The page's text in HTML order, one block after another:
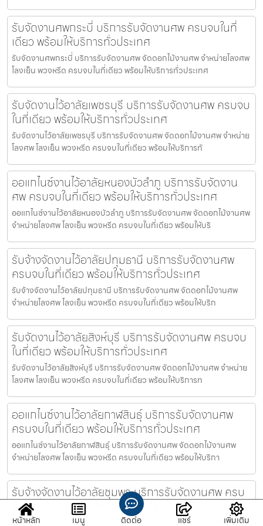
รับจัดงานศพกระบี่ บริการรับจัดงานศพ ครบจบในที่
เดียว พร้อมให้บริการทั่วประเทศ
รับจัดงานศพกระบี่ บริการรับจัดงานศพ จัดดอกไม้งานศพ จำหน่ายโลงศพ
โลงเย็น พวงหรีด ครบจบในที่เดียว พร้อมให้บริการทั่วประเทศ
รับจัดงานไว้อาลัยเพชรบุรี บริการรับจัดงานศพ ครบจบ
ในที่เดียว พร้อมให้บริการทั่วประเทศ
รับจัดงานไว้อาลัยเพชรบุรี บริการรับจัดงานศพ จัดดอกไม้งานศพ จำหน่าย
โลงศพ โลงเย็น พวงหรีด ครบจบในที่เดียว พร้อมให้บริการทั
ออแกไนซ์งานไว้อาลัยหนองบัวลำภู บริการรับจัดงาน
ศพ ครบจบในที่เดียว พร้อมให้บริการทั่วประเทศ
ออแกไนซ์งานไว้อาลัยหนองบัวลำภู บริการรับจัดงานศพ จัดดอกไม้งานศพ
จำหน่ายโลงศพ โลงเย็น พวงหรีด ครบจบในที่เดียว พร้อมให้บริ
รับจ้างจัดงานไว้อาลัยปทุมธานี บริการรับจัดงานศพ
ครบจบในที่เดียว พร้อมให้บริการทั่วประเทศ
รับจ้างจัดงานไว้อาลัยปทุมธานี บริการรับจัดงานศพ จัดดอกไม้งานศพ
จำหน่ายโลงศพ โลงเย็น พวงหรีด ครบจบในที่เดียว พร้อมให้บริก
รับจัดงานไว้อาลัยสิงห์บุรี บริการรับจัดงานศพ ครบจบ
ในที่เดียว พร้อมให้บริการทั่วประเทศ
รับจัดงานไว้อาลัยสิงห์บุรี บริการรับจัดงานศพ จัดดอกไม้งานศพ จำหน่าย
โลงศพ โลงเย็น พวงหรีด ครบจบในที่เดียว พร้อมให้บริการท
ออแกไนซ์งานไว้อาลัยกาฬสินธุ์ บริการรับจัดงานศพ
ครบจบในที่เดียว พร้อมให้บริการทั่วประเทศ
ออแกไนซ์งานไว้อาลัยกาฬสินธุ์ บริการรับจัดงานศพ จัดดอกไม้งานศพ
จำหน่ายโลงศพ โลงเย็น พวงหรีด ครบจบในที่เดียว พร้อมให้บริกา
รับจ้างจัดงานไว้อาลัยชุมพร บริการรับจัดงานศพ ครบ
จบในที่เดียว พร้อมให้บริการทั่วประเทศ
รับจ้างจัดงานไว้อาลัยชุมพร บริการรับจัดงานศพ จัดดอกไม้งานศพ
หน้าหลัก เมนู ติดต่อ แชร์ เพิ่มเติม